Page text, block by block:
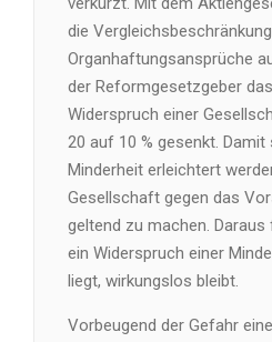
die
Organhaftungsansprüche
der Reformgesetzgeber
Widerspruch einer
20 auf 10 % gesenkt.
Minderheit erleichtert
Gesellschaft gegen das
geltend zu machen.
ein Widerspruch einer
liegt, wirkungslos bleibt.
Vorbeugend der Gefahr